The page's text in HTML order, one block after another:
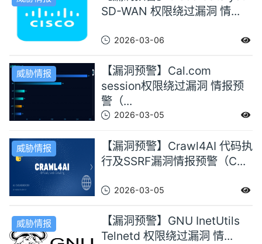
SD-WAN 权限绕过漏洞 情...
2026-03-06
威胁情报
【漏洞预警】Cal.com
session权限绕过漏洞 情报预
警（...
2026-03-05
威胁情报
【漏洞预警】Crawl4AI 代码执
行及SSRF漏洞情报预警（C...
2026-03-05
威胁情报
【漏洞预警】GNU InetUtils
Telnetd 权限绕过漏洞 情...